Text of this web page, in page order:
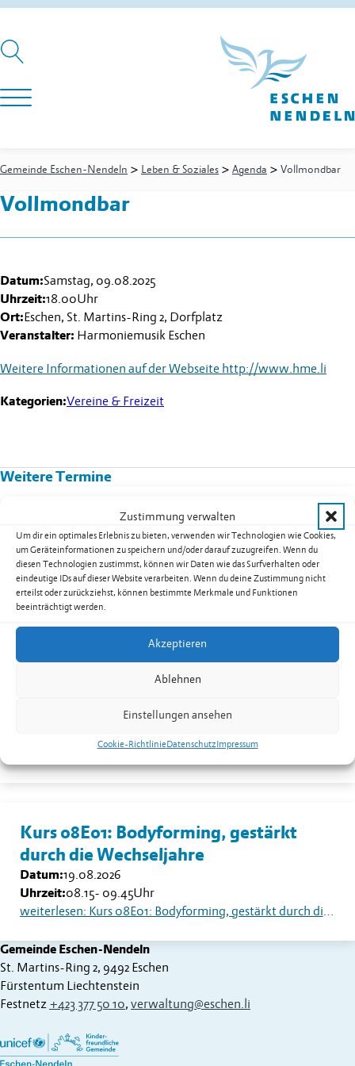
Zustimmung verwalten
Um dir ein optimales Erlebnis zu bieten, verwenden wir Technologien wie Cookies,
um Geräteinformationen zu speichern und/oder darauf zuzugreifen. Wenn du
diesen Technologien zustimmst, können wir Daten wie das Surfverhalten oder
eindeutige IDs auf dieser Website verarbeiten. Wenn du deine Zustimmung nicht
erteilst oder zurückziehst, können bestimmte Merkmale und Funktionen
beeinträchtigt werden.
Akzeptieren
Ablehnen
Einstellungen ansehen
Cookie-RichtlinieDatenschutzImpressum
Gemeinde Eschen-Nendeln > Leben & Soziales > Agenda > Vollmondbar
Vollmondbar
Datum:Samstag, 09.08.2025
Uhrzeit:18.00Uhr
Ort:Eschen, St. Martins-Ring 2, Dorfplatz
Veranstalter: Harmoniemusik Eschen
Weitere Informationen auf der Webseite http://www.hme.li
Kategorien:Vereine & Freizeit
Weitere Termine
Kurs 08B02: Yoga für Männer in
Nendeln
Datum:17.08.2026
Uhrzeit:19.30-20.30Uhr
weiterlesen: Kurs 08B02: Yoga für Männer in Nendeln
Seniorentreff Eschen-Nendeln:
Kurs 08E01: Bodyforming, gestärkt
durch die Wechseljahre
Datum:19.08.2026
Uhrzeit:08.15- 09.45Uhr
weiterlesen: Kurs 08E01: Bodyforming, gestärkt durch die Wechseljahre
Gemeinde Eschen-Nendeln
St. Martins-Ring 2, 9492 Eschen
Fürstentum Liechtenstein
Festnetz +423 377 50 10, verwaltung@eschen.li